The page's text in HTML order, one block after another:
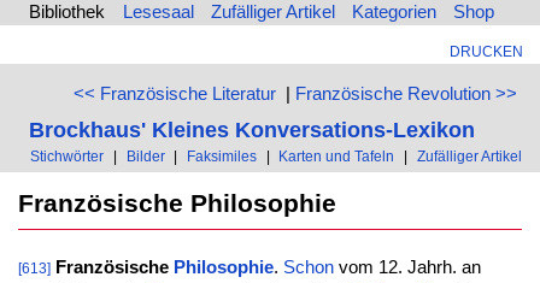
Bibliothek
Lesesaal Zufälliger Artikel Kategorien Shop
DRUCKEN
<< Französische Literatur| Französische Revolution >>
Brockhaus' Kleines Konversations-Lexikon
Stichwörter | Bilder | Faksimiles | Karten und Tafeln | Zufälliger Artikel
Französische Philosophie
[613] Französische Philosophie. Schonvom 12. Jahrh. an